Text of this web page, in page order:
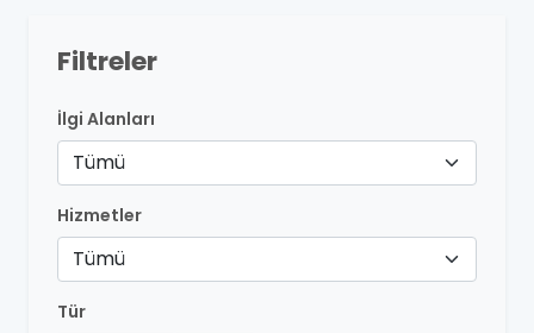
Filtreler
İlgi Alanları
Tümü
Hizmetler
Tümü
Tür